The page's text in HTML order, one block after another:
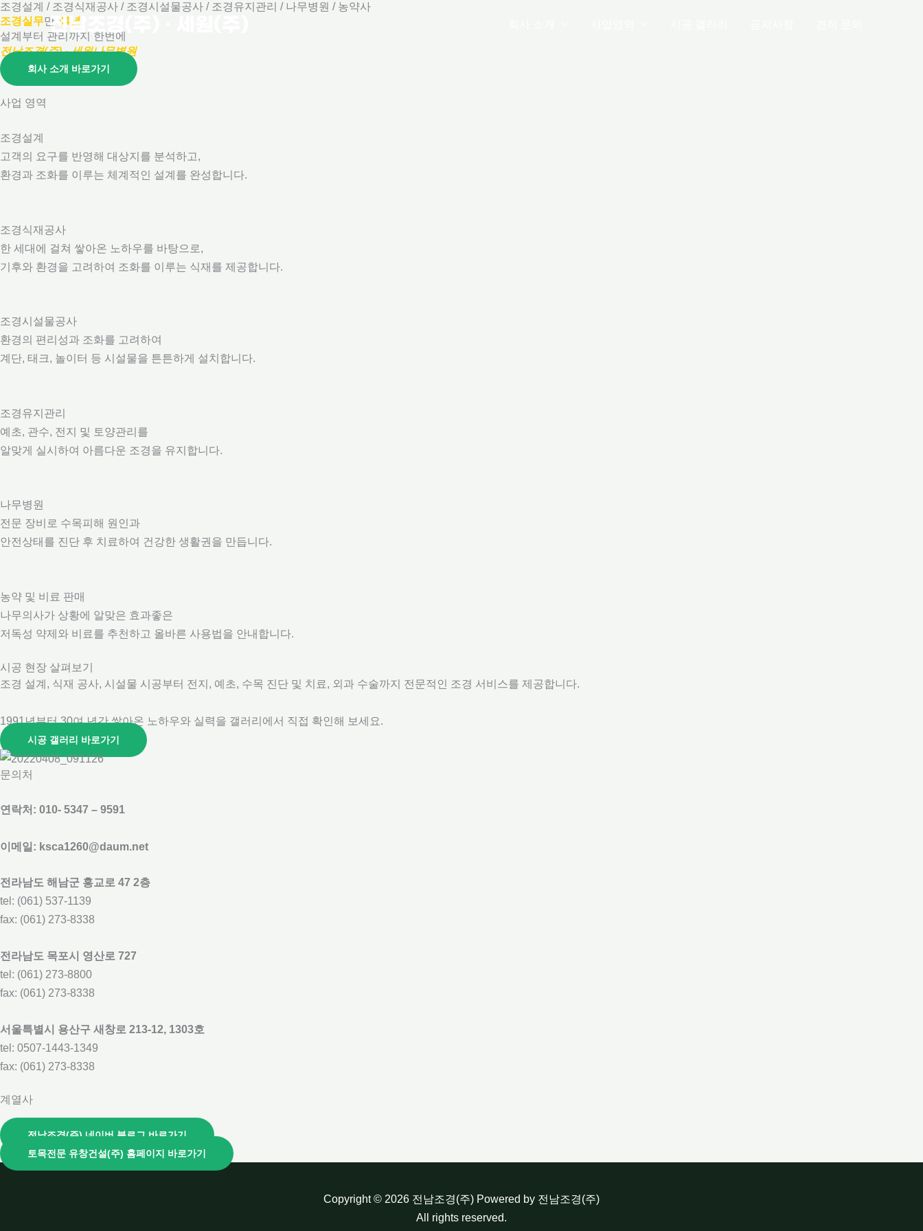
콘
텐
츠
로
건
너
기
조경설계 / 조경식재공사 / 조경시설물공사 / 조경유지관리 / 나무병원 / 농약사
조경실무만 34년
설계부터 관리까지 한번에
전남조경(주)· 세원나무병원
회사 소개 바로가기
사업 영역
조경설계
고객의 요구를 반영해 대상지를 분석하고,
환경과 조화를 이루는 체계적인 설계를 완성합니다.
조경식재공사
한 세대에 걸쳐 쌓아온 노하우를 바탕으로,
기후와 환경을 고려하여 조화를 이루는 식재를 제공합니다.
조경시설물공사
환경의 편리성과 조화를 고려하여
계단, 태크, 놀이터 등 시설물을 튼튼하게 설치합니다.
조경유지관리
예초, 관수, 전지 및 토양관리를
알맞게 실시하여 아름다운 조경을 유지합니다.
나무병원
전문 장비로 수목피해 원인과
안전상태를 진단 후 치료하여 건강한 생활권을 만듭니다.
농약 및 비료 판매
나무의사가 상황에 알맞은 효과좋은
저독성 약제와 비료를 추천하고 올바른 사용법을 안내합니다.
시공 현장 살펴보기
조경 설계, 식재 공사, 시설물 시공부터 전지, 예초, 수목 진단 및 치료, 외과 수술까지 전문적인 조경 서비스를 제공합니다.
1991년부터 30여 년간 쌓아온 노하우와 실력을 갤러리에서 직접 확인해 보세요.
시공 갤러리 바로가기
문의처
연락처: 010- 5347 – 9591
이메일: ksca1260@daum.net
전라남도 해남군 홍교로 47 2층
tel: (061) 537-1139
fax: (061) 273-8338
전라남도 목포시 영산로 727
tel: (061) 273-8800
fax: (061) 273-8338
서울특별시 용산구 새창로 213-12, 1303호
tel: 0507-1443-1349
fax: (061) 273-8338
계열사
전남조경(주) 네이버 블로그 바로가기
토목전문 유창건설(주) 홈페이지 바로가기
Copyright © 2026 전남조경(주) Powered by 전남조경(주)
All rights reserved.